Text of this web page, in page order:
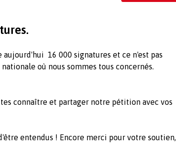
16 000 signatures et ce n'est pas
où nous sommes tous concernés.
connaître et partager notre pétition avec vos
entendus ! Encore merci pour votre soutien,